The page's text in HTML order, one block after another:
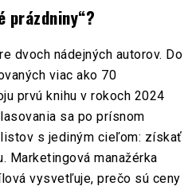
prázdniny“?
dvoch nádejných autorov. Do
viac ako 70
prvú knihu v rokoch 2024
sa po prísnom
s jediným cieľom: získať
Marketingová manažérka
vysvetľuje, prečo sú ceny